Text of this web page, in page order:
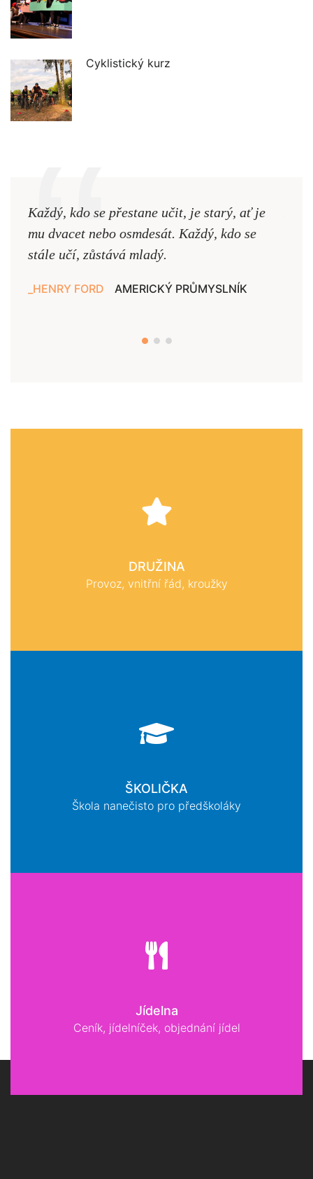
Cyklistický kurz
Každý, kdo se přestane učit, je starý, ať je
mu dvacet nebo osmdesát. Každý, kdo se
stále učí, zůstává mladý.
HENRY FORD AMERICKÝ PRŮMYSLNÍK
DRUŽINA
Provoz, vnitřní řád, kroužky
ŠKOLIČKA
Škola nanečisto pro předškoláky
Jídelna
Ceník, jídelníček, objednání jídel